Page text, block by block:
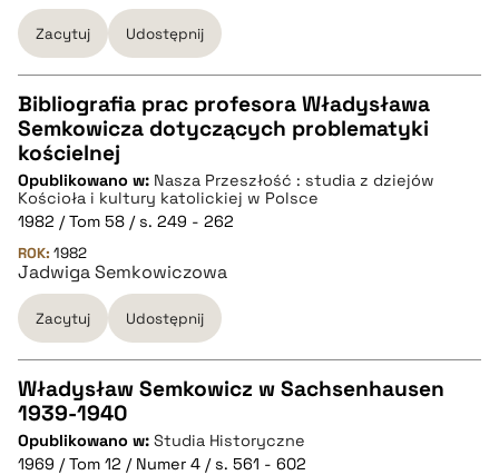
pobierz cytat
Zacytuj Udostępnij
CZYSTY TEKST
pobierz cytat
BIBTEX
pobierz cytat
Bibliografia prac profesora Władysława
Semkowicza dotyczących problematyki
kościelnej
Opublikowano w: Nasza Przeszłość : studia z dziejów
Kościoła i kultury katolickiej w Polsce
1982 / Tom 58 / s. 249 - 262
ROK: 1982
Jadwiga Semkowiczowa
Zacytuj Udostępnij
CZYSTY TEKST
Władysław Semkowicz w Sachsenhausen
1939-1940
Opublikowano w: Studia Historyczne
1969 / Tom 12 / Numer 4 / s. 561 - 602